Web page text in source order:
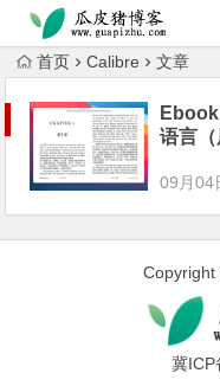
跳转到主内容
首页 Calibre 文章
语言
09月04
冀ICP